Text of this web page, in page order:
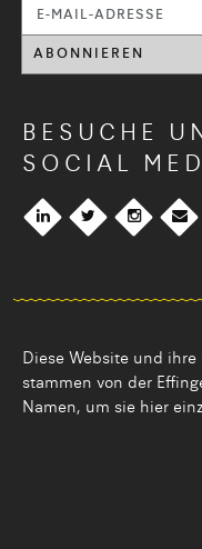
BESUCHE
SOCIAL
Diese Website und
stammen von der
Namen, um sie hier